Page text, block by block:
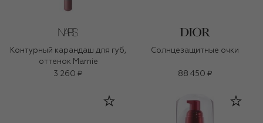
Контурный карандаш для губ,
оттенок Marnie
3 260 ₽
Солнцезащитные очки
88 450 ₽